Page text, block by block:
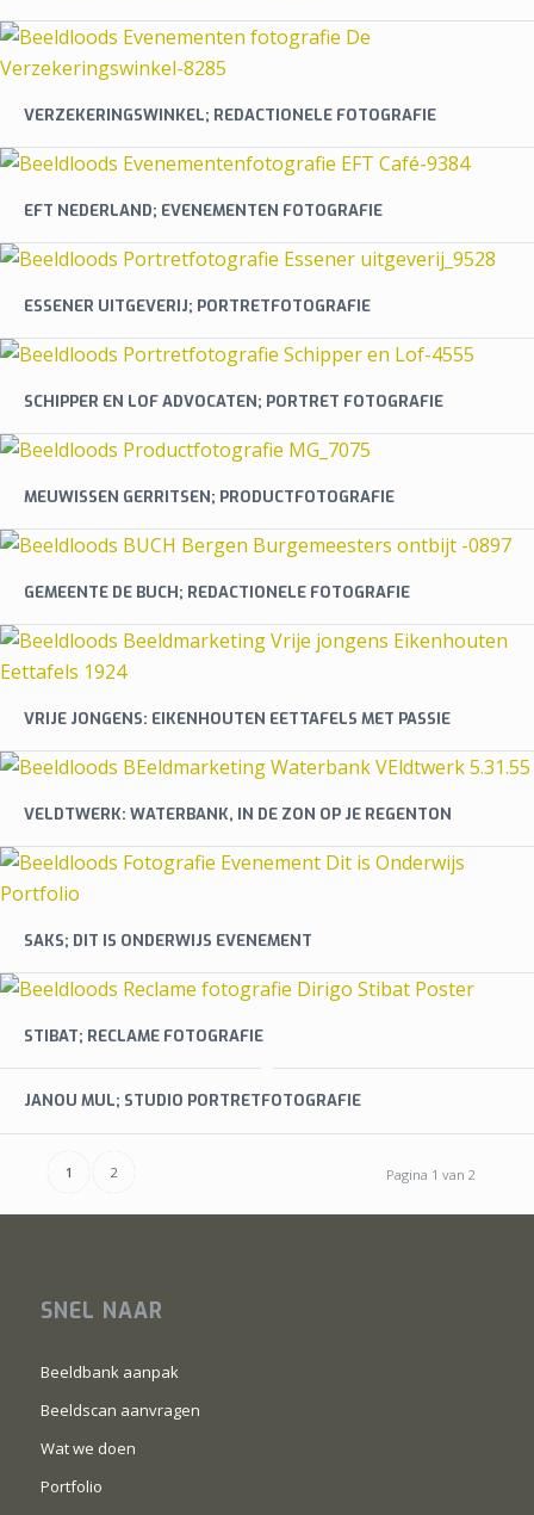
VERZEKERINGSWINKEL; REDACTIONELE FOTOGRAFIE
EFT NEDERLAND; EVENEMENTEN FOTOGRAFIE
ESSENER UITGEVERIJ; PORTRETFOTOGRAFIE
SCHIPPER EN LOF ADVOCATEN; PORTRET FOTOGRAFIE
MEUWISSEN GERRITSEN; PRODUCTFOTOGRAFIE
GEMEENTE DE BUCH; REDACTIONELE FOTOGRAFIE
VRIJE JONGENS: EIKENHOUTEN EETTAFELS MET PASSIE
VELDTWERK: WATERBANK, IN DE ZON OP JE REGENTON
SAKS; DIT IS ONDERWIJS EVENEMENT
STIBAT; RECLAME FOTOGRAFIE
JANOU MUL; STUDIO PORTRETFOTOGRAFIE
Pagina 1 van 2
1 2
SNEL NAAR
Beeldbank aanpak
Beeldscan aanvragen
Wat we doen
Portfolio